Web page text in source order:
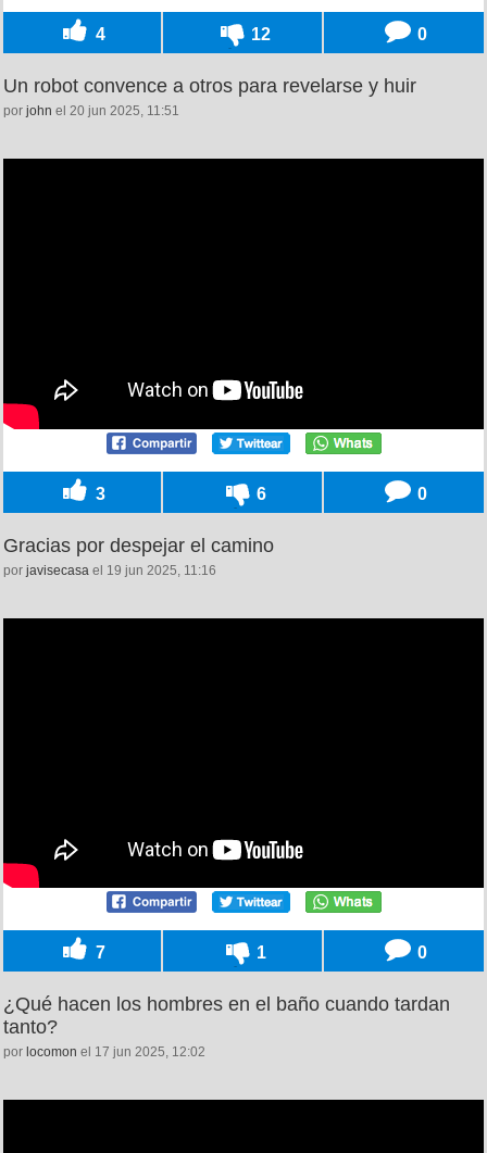
4 12 0
Un robot convence a otros para revelarse y huir
por john el 20 jun 2025, 11:51
3 6 0
Gracias por despejar el camino
por javisecasa el 19 jun 2025, 11:16
7 1 0
¿Qué hacen los hombres en el baño cuando tardan
tanto?
por locomon el 17 jun 2025, 12:02